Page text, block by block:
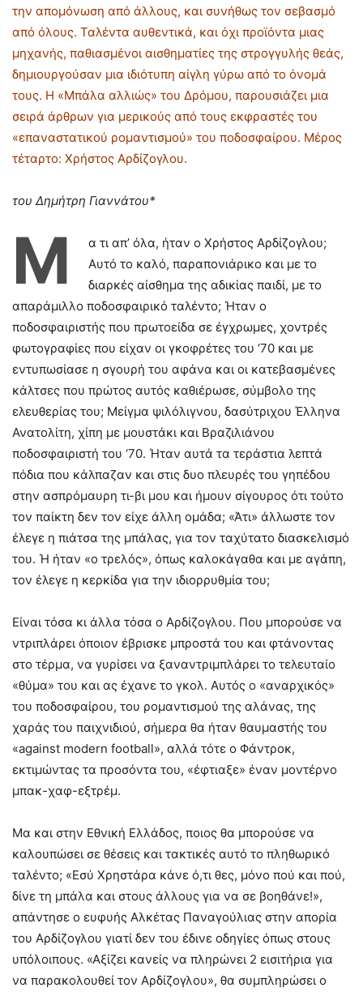
την απομόνωση από άλλους, και συνήθως τον σεβασμό
από όλους. Ταλέντα αυθεντικά, και όχι προϊόντα μιας
μηχανής, παθιασμένοι αισθηματίες της στρογγυλής θεάς,
δημιουργούσαν μια ιδιότυπη αίγλη γύρω από το όνομά
τους. Η «Μπάλα αλλιώς» του Δρόμου, παρουσιάζει μια
σειρά άρθρων για μερικούς από τους εκφραστές του
«επαναστατικού ρομαντισμού» του ποδοσφαίρου. Μέρος
τέταρτο: Χρήστος Αρδίζογλου.
του Δημήτρη Γιαννάτου*
Μ
α τι απ’ όλα, ήταν ο Χρήστος Αρδίζογλου;
Αυτό το καλό, παραπονιάρικο και με το
διαρκές αίσθημα της αδικίας παιδί, με το
απαράμιλλο ποδοσφαιρικό ταλέντο; Ήταν ο
ποδοσφαιριστής που πρωτοείδα σε έγχρωμες, χοντρές
φωτογραφίες που είχαν οι γκοφρέτες του ‘70 και με
εντυπωσίασε η σγουρή του αφάνα και οι κατεβασμένες
κάλτσες που πρώτος αυτός καθιέρωσε, σύμβολο της
ελευθερίας του; Μείγμα ψιλόλιγνου, δασύτριχου Έλληνα
Ανατολίτη, χίπη με μουστάκι και Βραζιλιάνου
ποδοσφαιριστή του ‘70. Ήταν αυτά τα τεράστια λεπτά
πόδια που κάλπαζαν και στις δυο πλευρές του γηπέδου
στην ασπρόμαυρη τι-βι μου και ήμουν σίγουρος ότι τούτο
τον παίκτη δεν τον είχε άλλη ομάδα; «Άτι» άλλωστε τον
έλεγε η πιάτσα της μπάλας, για τον ταχύτατο διασκελισμό
του. Ή ήταν «ο τρελός», όπως καλοκάγαθα και με αγάπη,
τον έλεγε η κερκίδα για την ιδιορρυθμία του;
Είναι τόσα κι άλλα τόσα ο Αρδίζογλου. Που μπορούσε να
ντριπλάρει όποιον έβρισκε μπροστά του και φτάνοντας
στο τέρμα, να γυρίσει να ξαναντριμπλάρει το τελευταίο
«θύμα» του και ας έχανε το γκολ. Αυτός ο «αναρχικός»
του ποδοσφαίρου, του ρομαντισμού της αλάνας, της
χαράς του παιχνιδιού, σήμερα θα ήταν θαυμαστής του
«against modern football», αλλά τότε ο Φάντροκ,
εκτιμώντας τα προσόντα του, «έφτιαξε» έναν μοντέρνο
μπακ-χαφ-εξτρέμ.
Μα και στην Εθνική Ελλάδος, ποιος θα μπορούσε να
καλουπώσει σε θέσεις και τακτικές αυτό το πληθωρικό
ταλέντο; «Εσύ Χρηστάρα κάνε ό,τι θες, μόνο πού και πού,
δίνε τη μπάλα και στους άλλους για να σε βοηθάνε!»,
απάντησε ο ευφυής Αλκέτας Παναγούλιας στην απορία
του Αρδίζογλου γιατί δεν του έδινε οδηγίες όπως στους
υπόλοιπους. «Αξίζει κανείς να πληρώνει 2 εισιτήρια για
να παρακολουθεί τον Αρδίζογλου», θα συμπληρώσει ο